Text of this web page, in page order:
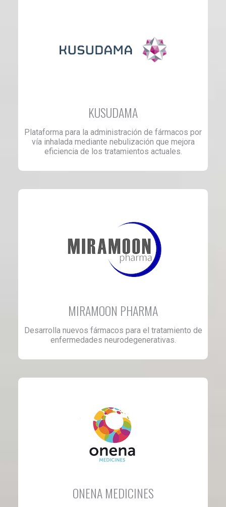
KUSUDAMA
Plataforma para la administración de fármacos por
vía inhalada mediante nebulización que mejora
eficiencia de los tratamientos actuales.
MIRAMOON PHARMA
Desarrolla nuevos fármacos para el tratamiento de
enfermedades neurodegenerativas.
ONENA MEDICINES